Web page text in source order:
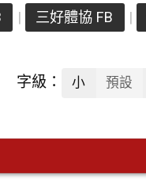
三好體協 FB
字級： 小 預設